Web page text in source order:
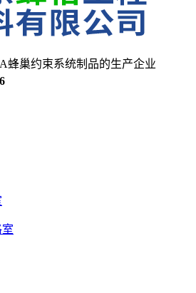
蜂巢约束系统制品的生产企业